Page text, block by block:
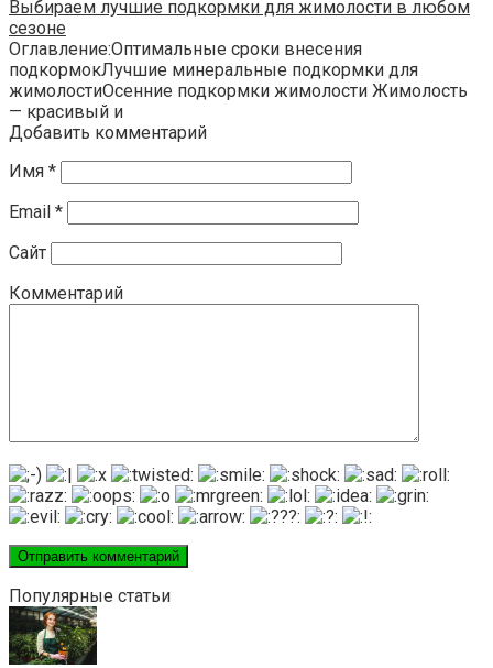
Выбираем лучшие подкормки для жимолости в любом
сезоне
Оглавление:Оптимальные сроки внесения
подкормокЛучшие минеральные подкормки для
жимолостиОсенние подкормки жимолости Жимолость
— красивый и
Добавить комментарий
Имя *
Email *
Сайт
Комментарий
Популярные статьи